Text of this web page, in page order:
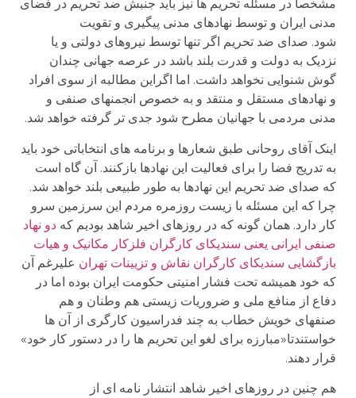
مشخصا در مسئله تحریم ها نیز باید جنبش ضد تحریم در فضای
مدنی ایران و توسط نهادهای مدنی پیگیری و تقویت
شود. صدای ضد تحریم اگر تنها توسط نیروهای دولتی و یا
نزدیک به دولت و قدرت بلند باشد در عرصه جهانی چندان
گوش شنوایی نخواهد داشت. اما اگراین مطالبه از سوی افراد
و نهادهای مستقل و منتقد و به خصوص انجمنهای صنفی و
مدنی مردمی با جهانیان مطرح شود جدی تر گرفته خواهد شد.
اینک آقای روحانی طبق شعارها و برنامه های انتخاباتی خود باید
به تدریج فضا را برای فعالیت این نهادها بازکنند. آن گاه است
که صدای ضد تحریم این نهادها به طور طبیعی بلند خواهد شد.
چرا که این مسئله با زیست روزمره مردم این سرزمین سرو
کار دارد. همان گونه که در روزهای اخیر شاهد بودیم که دو نهاد
صنفی ایرانی یعنی سندیکای کارگران فلزکار مکانیک و هیات
بازگشایی سندیکای کارگران نقاش و تزیینات تهران علیرغم آن
که خود همیشه تحت فشار امنیتی حکومت ایران بوده اما در
دفاع از منافع ملی و ضروریات زیستی هم وطنان و هم
صنفهای خویش خطاب به چند فدراسیون کارگری از آن ها
خواستندتا«مبارزه برای لغو این تحریم ها را در دستور کار خود»
قرار دهند.
هم چنین در روزهای اخیر شاهد انتشار نامه ای از